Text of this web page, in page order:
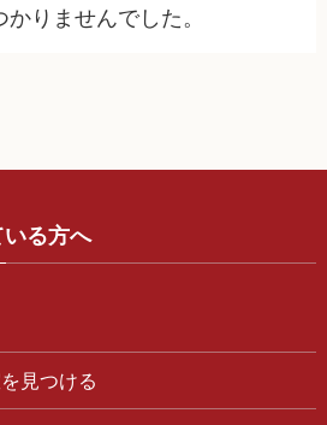
りませんでした。
る方へ
見つける